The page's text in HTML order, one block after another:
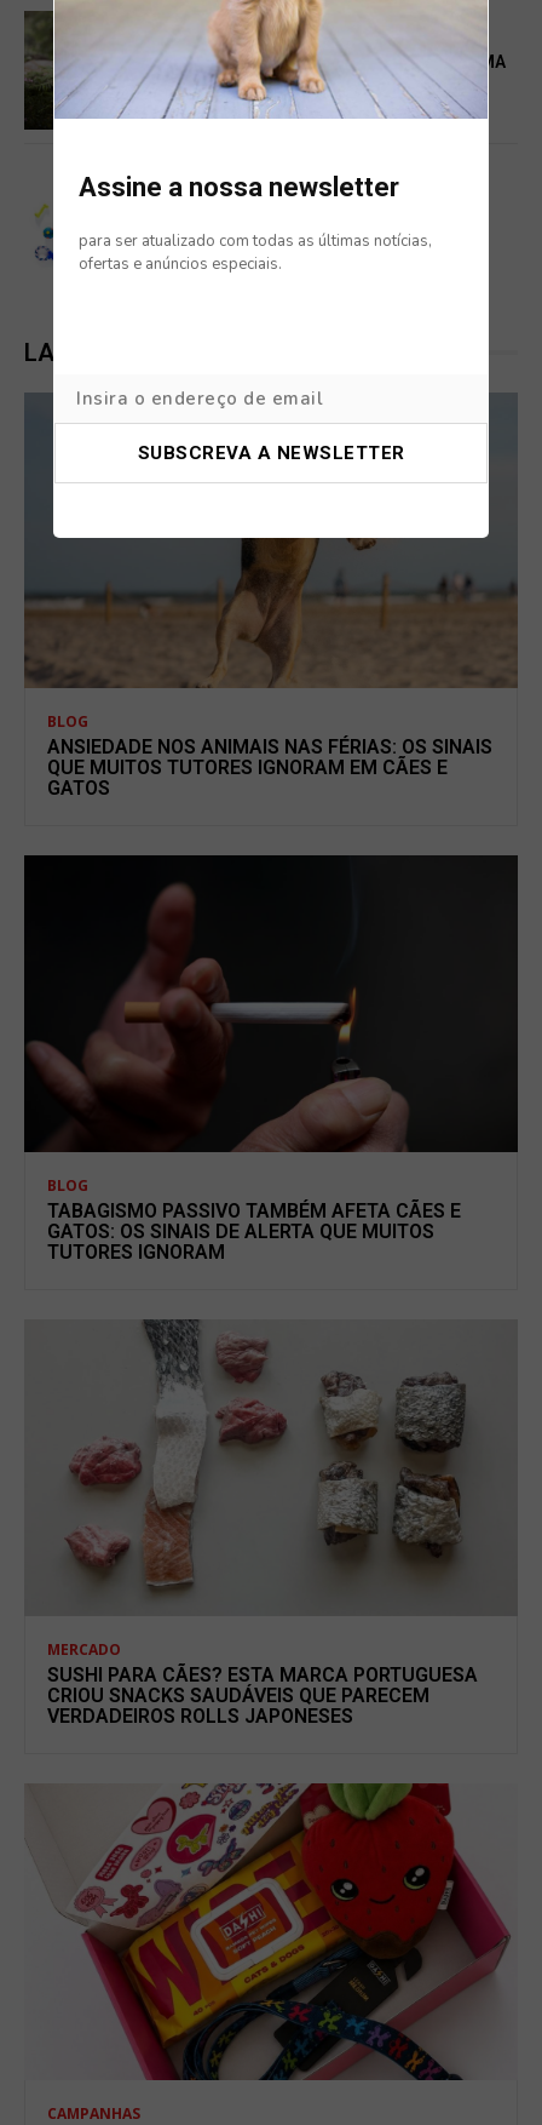
SERVIÇOS
FOTÓGRAFA EM CASCAIS TRANSFORMA
ANIMAIS DE ESTIMAÇÃO EM
VERDADEIRAS ESTRELAS DE REVISTA
SERVIÇOS
INTERACTIVOS E ESTIMULAÇÃO
MENTAL NOS CÃES: GUIA DA KIWOKO
LATEST POSTS
BLOG
ANSIEDADE NOS ANIMAIS NAS FÉRIAS: OS SINAIS
QUE MUITOS TUTORES IGNORAM EM CÃES E
GATOS
BLOG
TABAGISMO PASSIVO TAMBÉM AFETA CÃES E
GATOS: OS SINAIS DE ALERTA QUE MUITOS
TUTORES IGNORAM
MERCADO
SUSHI PARA CÃES? ESTA MARCA PORTUGUESA
CRIOU SNACKS SAUDÁVEIS QUE PARECEM
VERDADEIROS ROLLS JAPONESES
CAMPANHAS
Assine a nossa newsletter
para ser atualizado com todas as últimas notícias,
ofertas e anúncios especiais.